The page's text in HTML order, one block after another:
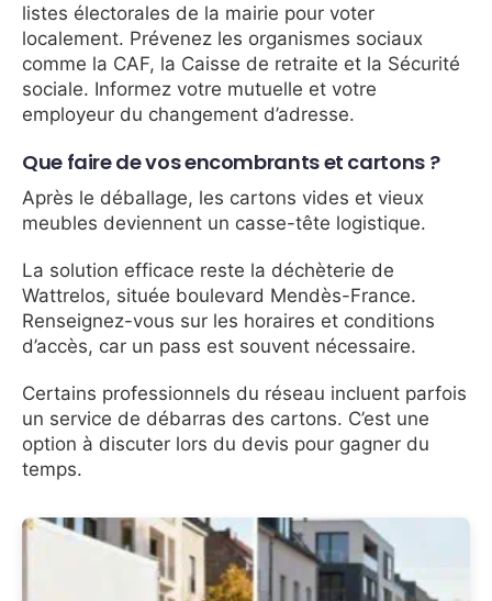
listes électorales de la mairie pour voter
localement. Prévenez les organismes sociaux
comme la CAF, la Caisse de retraite et la Sécurité
sociale. Informez votre mutuelle et votre
employeur du changement d’adresse.
Que faire de vos encombrants et cartons ?
Après le déballage, les cartons vides et vieux
meubles deviennent un casse-tête logistique.
La solution efficace reste la déchèterie de
Wattrelos, située boulevard Mendès-France.
Renseignez-vous sur les horaires et conditions
d’accès, car un pass est souvent nécessaire.
Certains professionnels du réseau incluent parfois
un service de débarras des cartons. C’est une
option à discuter lors du devis pour gagner du
temps.